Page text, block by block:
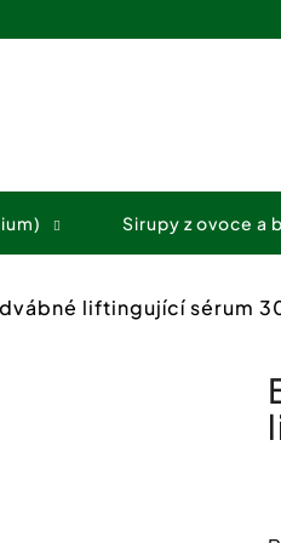
Sirupy z ovoce a
liftingující sérum
HLEDAT